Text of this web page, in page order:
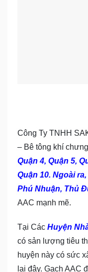
Công Ty TNHH
– Bê tông khí
Quận 4, Quận 5,
Quận 10. Ngoài
Phú Nhuận, Thủ
AAC mạnh mẽ.
Tại Các Huyện
có sản lượng tiêu
huyện này có sức
lại đây. Gạch AAC